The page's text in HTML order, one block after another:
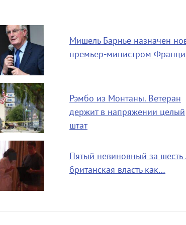
Мишель Барнье назначен
премьер-министром
Рэмбо из Монтаны. Ветеран
держит в напряжении целый
штат
Пятый невиновный за шесть
британская власть как…